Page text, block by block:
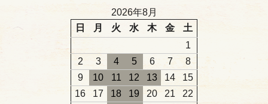
2026年8月
日
月 火 水 木 金
土
1
2
3 4 5 6 7
8
9
10 11 12 13 14
15
16
17 18 19 20 21
22